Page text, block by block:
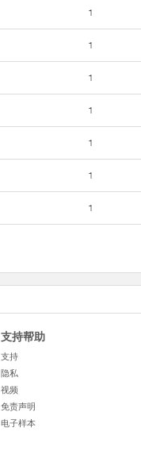
1
1
1
1
1
1
1
支持帮助
支持
隐私
视频
免责声明
电子样本